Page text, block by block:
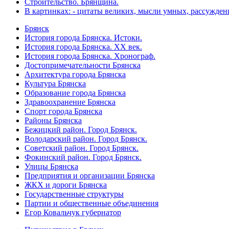
В картинках: - цитаты великих, мысли умных,
Брянск
История города Брянска. Истоки.
История города Брянска. XX век.
История города Брянска. Хронограф.
Достопримечательности Брянска
Архитектура города Брянска
Культура Брянска
Образование города Брянска
Здравоохранение Брянска
Спорт города Брянска
Районы Брянска
Бежицкий район. Город Брянск.
Володарский район. Город Брянск.
Советский район. Город Брянск.
Фокинский район. Город Брянск.
Улицы Брянска
Предприятия и организации Брянска
ЖКХ и дороги Брянска
Государственные структуры
Партии и общественные объединения
Егор Ковальчук губернатор